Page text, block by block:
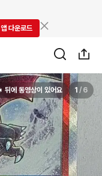
앱 다운로드
뒤에 동영상이 있어요 1 / 6